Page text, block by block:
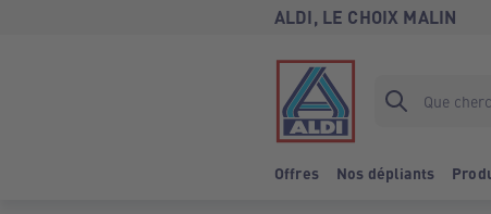
ALDI, LE CHOIX MALIN
Offres Nos dépliants